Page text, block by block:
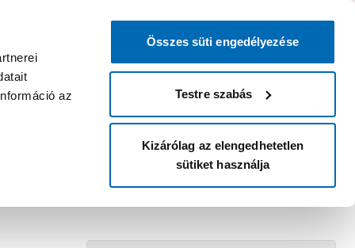
az
Összes süti engedélyezése
Testre szabás
Kizárólag az elengedhetetlen
sütiket használja
bejelentkezni?
Belépés Listáim
Áruházak és szolgáltatások
210cm